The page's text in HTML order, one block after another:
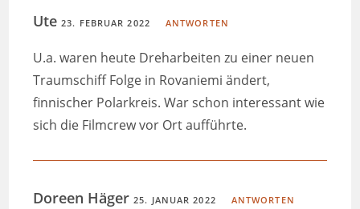
Ute23. FEBRUAR 2022 ANTWORTEN
U.a. waren heute Dreharbeiten zu einer neuen
Traumschiff Folge in Rovaniemi ändert,
finnischer Polarkreis. War schon interessant wie
sich die Filmcrew vor Ort aufführte.
Doreen Häger25. JANUAR 2022 ANTWORTEN